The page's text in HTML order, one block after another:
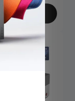
de Détails